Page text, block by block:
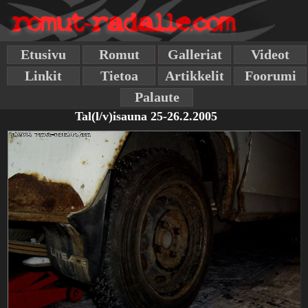
Etusivu Romut Galleriat
Videot
Linkit
Tietoa Artikkelit
Foorumi
Palaute
Tal(l/v)isauna 25-26.2.2005